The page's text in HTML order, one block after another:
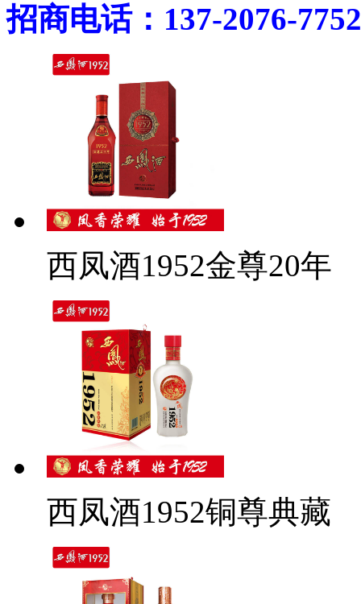
招商电话：137-2076-7752
西凤酒1952金尊20年
西凤酒1952铜尊典藏